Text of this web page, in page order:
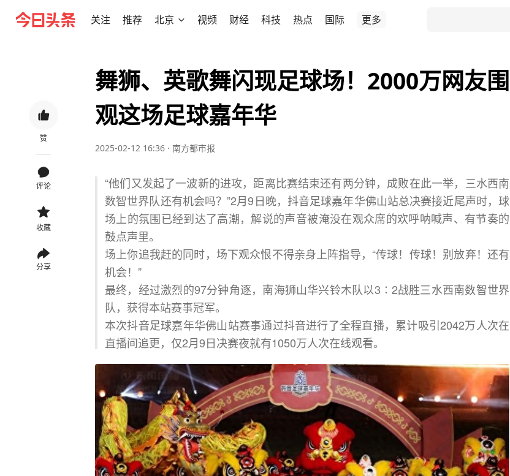
关注 推荐 北京 视频 财经 科技 热点 国际 更多
赞
评论
收藏
分享
舞狮、英歌舞闪现足球场！2000万网友围
观这场足球嘉年华
2025-02-12 16:36 · 南方都市报
“他们又发起了一波新的进攻，距离比赛结束还有两分钟，成败在此一举，三水西南
数智世界队还有机会吗？”2月9日晚，抖音足球嘉年华佛山站总决赛接近尾声时，球
场上的氛围已经到达了高潮，解说的声音被淹没在观众席的欢呼呐喊声、有节奏的
鼓点声里。
场上你追我赶的同时，场下观众恨不得亲身上阵指导，“传球！传球！别放弃！还有
机会！”
最终，经过激烈的97分钟角逐，南海狮山华兴铃木队以3∶2战胜三水西南数智世界
队，获得本站赛事冠军。
本次抖音足球嘉年华佛山站赛事通过抖音进行了全程直播，累计吸引2042万人次在
直播间追更，仅2月9日决赛夜就有1050万人次在线观看。